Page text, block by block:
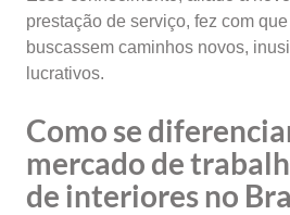
prestação de serviço, fez com
buscassem caminhos novos,
lucrativos.
Como se
mercado de
de interiores no